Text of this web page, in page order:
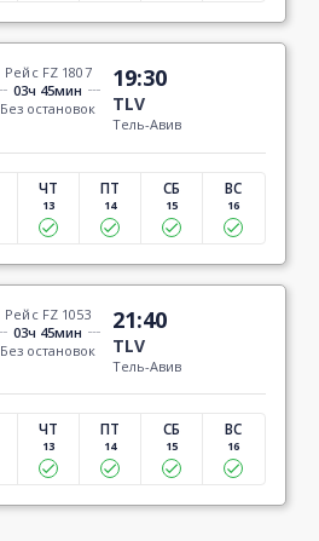
Рейс FZ 1807
03ч 45мин
Без остановок
19:30
TLV
Тель-Авив
ЧТ
13
ПТ
14
СБ
15
ВС
16
Рейс FZ 1053
03ч 45мин
Без остановок
21:40
TLV
Тель-Авив
ЧТ
13
ПТ
14
СБ
15
ВС
16